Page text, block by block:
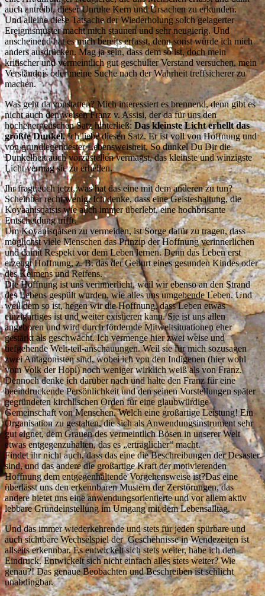
auch antreibt, dieser Unruhe Kern und Ursachen zu erkunden.
Und alleine diese Tatsache der Wiederholung solch gelagerter
Ereignismuster macht mich staunen und sehr neugierig. Und
anscheinend hat es mich bereits erfasst, denn sonst würde ich mich
anders ausdrücken. Mag ja sein, dass dem so ist, doch mein
kritischer und vermeintlich gut geschulter Verstand versuchen, mein
Verständnis oder meine Suche nach der Wahrheit treffsicherer zu
machen.
Was geht da vonstatten? Mich interessiert es brennend, denn gibt es
nicht auch den weisen Franz v. Assisi, der da für uns den
hochenergetischen Satz hinterließ: Das kleinste Licht erhellt das
größte Dunkel.Ich liebe diesen Satz. Er ist voll von Hoffnung und
von grundlegendester Lebensweisheit. So dunkel Du Dir die
Dunkelheit auch vorzustellen vermagst, das kleinste und winzigste
Licht vermag sie zu erhellen.
Ihr fragt euch jetzt, was hat das eine mit dem anderen zu tun?
Scheinbar recht wenig. Ich denke, dass eine Geisteshaltung, die
Koyaanisqatsis wie auch immer überlebt, eine hochbrisante
Entscheidung trifft.
Um Koyanisqatsen zu vermeiden, ist Sorge dafür zu tragen, dass
möglichst viele Menschen das Prinzip der Hoffnung verinnerlichen
und damit Respekt vor dem Leben lernen. Denn das Leben erst
erzeugt Hoffnung, z. B. das der Geburt eines gesunden Kindes oder
des Keimens und Reifens.
Die Hoffnung ist uns verinnerlicht, weil wir ebenso an den Strand
des Lebens gespült wurden, wie alles uns umgebende Leben. Und
weil dem so ist, hegen wir die Hoffnung, dass Leben etwas
einzigartiges ist und weiter existieren kann. Sie ist uns allen
angeboren und wird durch fördernde Mitweltsituationen eher
gestärkt als geschwächt. Ich vermenge hier zwei weise und
tiefgehende Welt-teil-anschauungen. Weil sie für mich sozusagen
zwei Antagonisten sind, wobei ich von den Indigenen (hier wohl
vom Volk der Hopi) noch weniger wirklich weiß als von Franz.
Dennoch denke ich darüber nach und halte den Franz für eine
beeindruckende Persönlichkeit und den seinen Vorstellungen später
gegründeten kirchlischen Orden für eine glaubwürdige
Gemeinschaft von Menschen. Welch eine großartige Leistung! Ein
Organisation zu gestalten, die sich als Anwendungsinstrument sehr
gut eignet, dem Grauen des vermeintlich Bösen in unserer Welt
etwas entgegenzuhalten, das es „erträglicher“ macht.
Findet ihr nicht auch, dass das eine die Beschreibungen der Desaster
sind, und das andere die großartige Kraft der motivierenden
Hoffnung dem entgegenhaltende Vorgehensweise ist?Das eine
überlässt uns den erkennbaren Mustern der Zerstörungen, das
andere bietet uns eine anwendungsorientierte und vor allem aktiv
lebbare Grundeinstellung im Umgang mit dem Lebensalltag.
Und das immer wiederkehrende und stets für jeden spürbare und
auch sichtbare Wechselspiel der Geschehnisse in Wendezeiten ist
allseits erkennbar. Es entwickelt sich stets weiter, habe ich den
Eindruck. Entwickelt sich nicht einfach alles stets weiter? Wie
genau?! Das genaue Beobachten und Beschreiben ist schlicht
unabdingbar.